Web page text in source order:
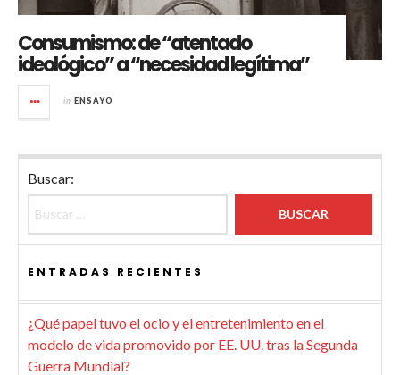
Consumismo: de “atentado
ideológico” a “necesidad legítima”
in ENSAYO
Buscar:
ENTRADAS RECIENTES
¿Qué papel tuvo el ocio y el entretenimiento en el
modelo de vida promovido por EE. UU. tras la Segunda
Guerra Mundial?